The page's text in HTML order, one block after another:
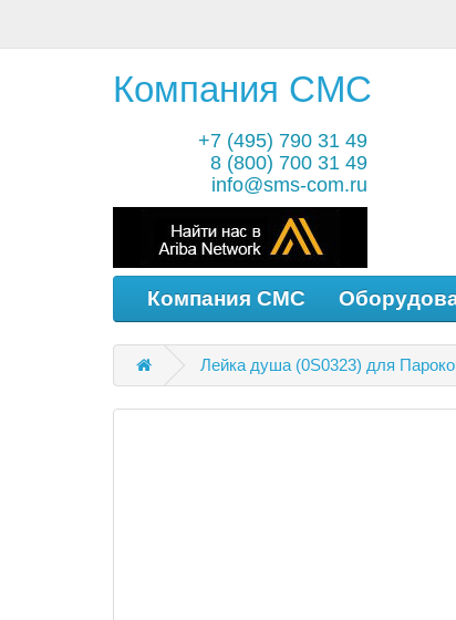
Компания СМС
+7 (495) 790 31 49
8 (800) 700 31 49
info@sms-com.ru
Компания СМС
Лейка душа (0S0323) для